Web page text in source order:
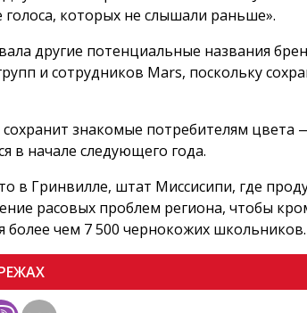
которых не слышали раньше».
другие потенциальные названия
и сотрудников Mars, поскольку
знакомые потребителям
в начале следующего года.
в Гринвилле, штат Миссисипи, где
расовых проблем региона, чтобы
чем 7 500 чернокожих школьников.